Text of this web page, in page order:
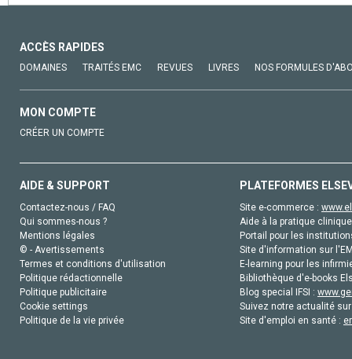
ACCÈS RAPIDES
DOMAINES TRAITÉS EMC REVUES LIVRES NOS FORMULES
MON COMPTE
CRÉER UN COMPTE
AIDE & SUPPORT
Contactez-nous / FAQ
Qui sommes-nous ?
Mentions légales
© - Avertissements
Termes et conditions d'utilisation
Politique rédactionnelle
Politique publicitaire
Cookie settings
Politique de la vie privée
PLATEFORMES
Site e-commerce :
Aide à la pratique
Portail pour les
Site d'information sur
E-learning pour les
Bibliothèque d'e-books
Blog special IFSI :
Suivez notre actualité
Site d'emploi en santé :